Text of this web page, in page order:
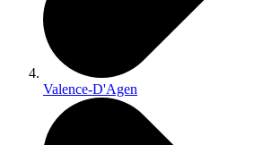
Valence-D'Agen